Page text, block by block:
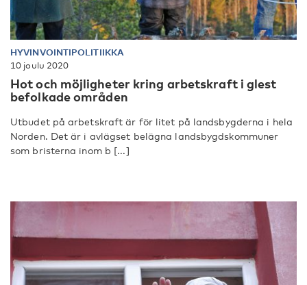
HYVINVOINTIPOLITIIKKA
10 joulu 2020
Hot och möjligheter kring arbetskraft i glest
befolkade områden
Utbudet på arbetskraft är för litet på landsbygderna i hela
Norden. Det är i avlägset belägna landsbygdskommuner
som bristerna inom b [...]